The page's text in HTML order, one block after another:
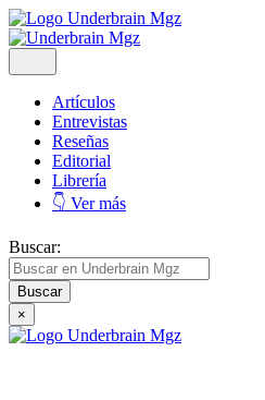
Artículos
Entrevistas
Reseñas
Editorial
Librería
👇 Ver más
Buscar:
×